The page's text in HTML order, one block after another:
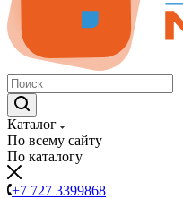
Каталог
По всему сайту
По каталогу
+7 727 3399868